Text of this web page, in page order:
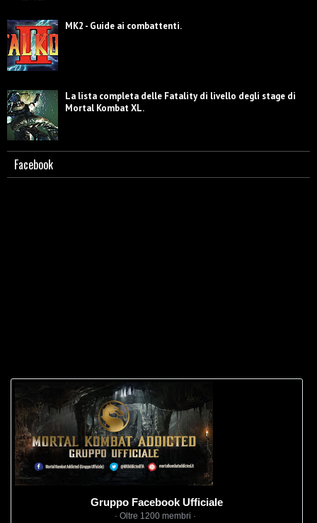
MK2 - Guide ai combattenti.
La lista completa delle Fatality di livello degli stage di
Mortal Kombat XL.
Facebook
Gruppo Facebook Ufficiale
· Oltre 1200 membri ·